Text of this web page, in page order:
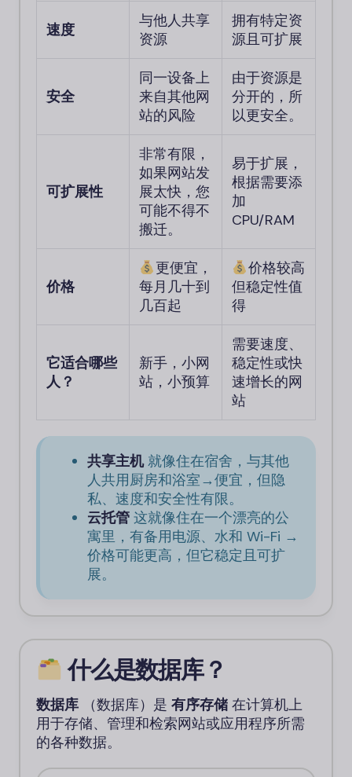
速度
与他人共享
资源
拥有特定资
源且可扩展
安全
同一设备上
来自其他网
站的风险
由于资源是
分开的，所
以更安全。
可扩展性
非常有限，
如果网站发
展太快，您
可能不得不
搬迁。
易于扩展，
根据需要添
加
CPU/RAM
价格
更便宜，
每月几十到
几百起
价格较高
但稳定性值
得
它适合哪些
人？
新手，小网
站，小预算
需要速度、
稳定性或快
速增长的网
站
共享主机就像住在宿舍，与其他
人共用厨房和浴室→便宜，但隐
私、速度和安全性有限。
云托管 这就像住在一个漂亮的公
寓里，有备用电源、水和 Wi-Fi →
价格可能更高，但它稳定且可扩
展。
什么是数据库？
数据库 （数据库）是 有序存储 在计算机上
用于存储、管理和检索网站或应用程序所需
的各种数据。